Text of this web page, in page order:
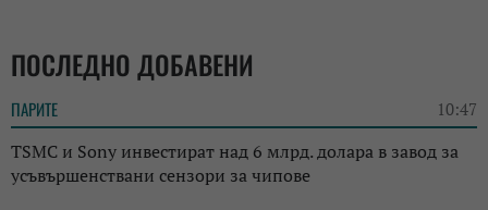
ПОСЛЕДНО ДОБАВЕНИ
ПАРИТЕ 10:47
TSMC и Sony инвестират над 6 млрд. долара в завод за
усъвършенствани сензори за чипове